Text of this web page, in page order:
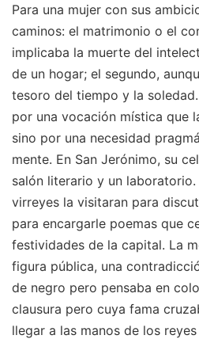
Para una mujer con sus
caminos: el matrimonio o el
implicaba la muerte del
de un hogar; el segundo,
tesoro del tiempo y la
por una vocación mística que
sino por una necesidad
mente. En San Jerónimo, su
salón literario y un
virreyes la visitaran para
para encargarle poemas que
festividades de la capital. La
figura pública, una
de negro pero pensaba en
clausura pero cuya fama
llegar a las manos de los